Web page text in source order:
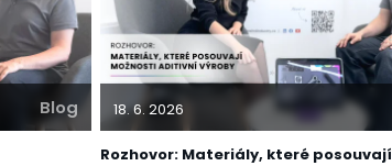
Blog 18. 6. 2026
Rozhovor: Materiály, které posouvají